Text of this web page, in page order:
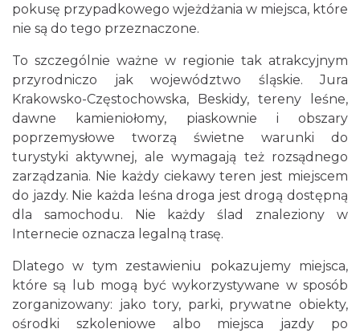
pokusę przypadkowego wjeżdżania w miejsca, które
nie są do tego przeznaczone.
To szczególnie ważne w regionie tak atrakcyjnym
przyrodniczo jak województwo śląskie. Jura
Krakowsko-Częstochowska, Beskidy, tereny leśne,
dawne kamieniołomy, piaskownie i obszary
poprzemysłowe tworzą świetne warunki do
turystyki aktywnej, ale wymagają też rozsądnego
zarządzania. Nie każdy ciekawy teren jest miejscem
do jazdy. Nie każda leśna droga jest drogą dostępną
dla samochodu. Nie każdy ślad znaleziony w
Internecie oznacza legalną trasę.
Dlatego w tym zestawieniu pokazujemy miejsca,
które są lub mogą być wykorzystywane w sposób
zorganizowany: jako tory, parki, prywatne obiekty,
ośrodki szkoleniowe albo miejsca jazdy po